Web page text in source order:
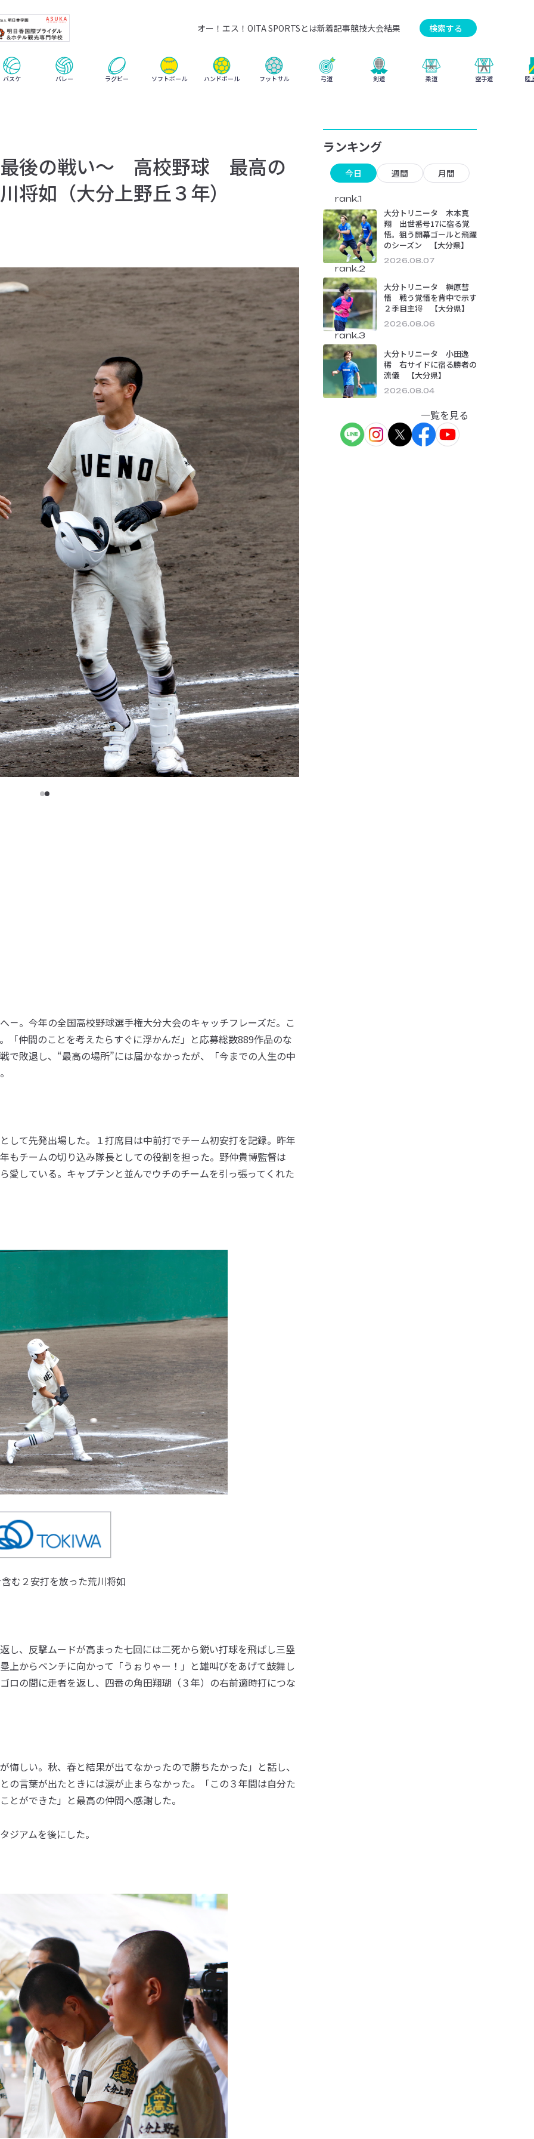
オー！エス！OITA SPORTSとは新着記事競技大会結果 検索する
バスケ バレー ラグビー ソフトボール ハンドボール フットサル 弓道 剣道 柔道 空手道 陸
最後の戦い〜 高校野球 最高の
如（大分上野丘３年）
。今年の全国高校野球選手権大分大会のキャッチフレーズだ。こ
「仲間のことを考えたらすぐに浮かんだ」と応募総数889作品のな
で敗退し、“最高の場所”には届かなかったが、「今までの人生の中
て先発出場した。１打席目は中前打でチーム初安打を記録。昨年
もチームの切り込み隊長としての役割を担った。野仲貴博監督は
愛している。キャプテンと並んでウチのチームを引っ張ってくれた
む２安打を放った荒川将如
、反撃ムードが高まった七回には二死から鋭い打球を飛ばし三塁
上からベンチに向かって「うぉりゃー！」と雄叫びをあげて鼓舞し
ロの間に走者を返し、四番の角田翔瑚（３年）の右前適時打につな
しい。秋、春と結果が出てなかったので勝ちたかった」と話し、
の言葉が出たときには涙が止まらなかった。「この３年間は自分た
ができた」と最高の仲間へ感謝した。
ジアムを後にした。
ランキング
今日 週間 月間
rank.1
大分トリニータ 木本真
翔 出世番号17に宿る覚
悟。狙う開幕ゴールと飛躍
のシーズン 【大分県】
2026.08.07
rank.2
大分トリニータ 榊原彗
悟 戦う覚悟を背中で示す
２季目主将 【大分県】
2026.08.06
rank.3
大分トリニータ 小田逸
稀 右サイドに宿る勝者の
流儀 【大分県】
2026.08.04
一覧を見る